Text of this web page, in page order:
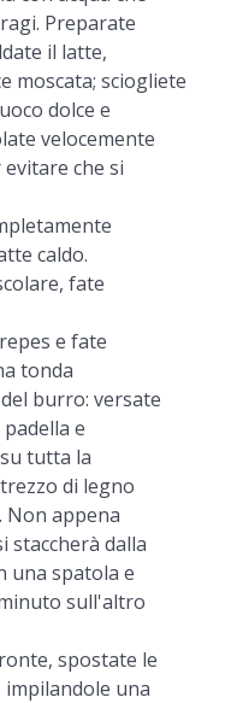
Preparate
il latte,
moscata; sciogliete
dolce e
velocemente
che si
caldo.
fate
e fate
tonda
burro: versate
e
tutta la
di legno
Non appena
staccherà dalla
una spatola e
sull'altro
spostate le
una